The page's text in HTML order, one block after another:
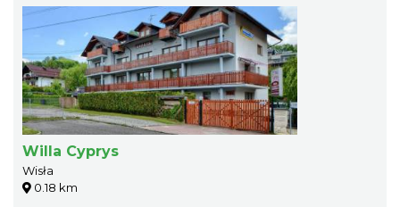
Willa Cyprys
Wisła
0.18 km